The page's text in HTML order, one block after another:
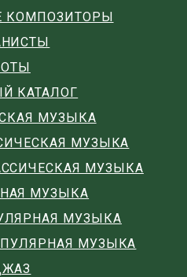
КОМПОЗИТОРЫ
КАТАЛОГ
МУЗЫКА
МУЗЫКА
МУЗЫКА
МУЗЫКА
МУЗЫКА
МУЗЫКА